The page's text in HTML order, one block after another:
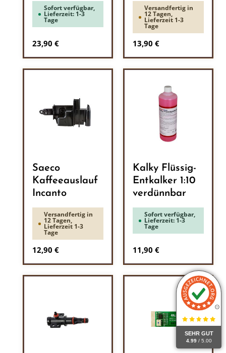
SEHR GUT
4.99 / 5.00
Sofort verfügbar,
Lieferzeit: 1-3
Tage
Regulärer Preis:
23,90 €
Versandfertig in
12 Tagen,
Lieferzeit 1-3
Tage
Regulärer Preis:
13,90 €
Saeco
Kaffeeauslauf
Incanto
Versandfertig in
12 Tagen,
Lieferzeit 1-3
Tage
Regulärer Preis:
12,90 €
Kalky Flüssig-
Entkalker 1:10
verdünnbar
Sofort verfügbar,
Lieferzeit: 1-3
Tage
Regulärer Preis:
11,90 €